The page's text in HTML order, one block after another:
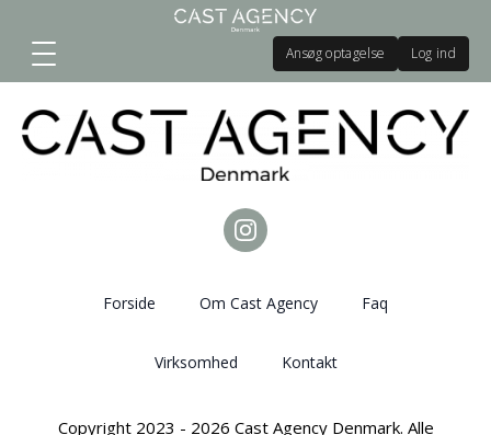
Ansøg optagelse Log ind
Forside Om Cast Agency Faq
Virksomhed Kontakt
Copyright 2023 - 2026 Cast Agency Denmark. Alle